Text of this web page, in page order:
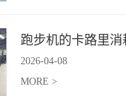
2026-04-08
MORE >